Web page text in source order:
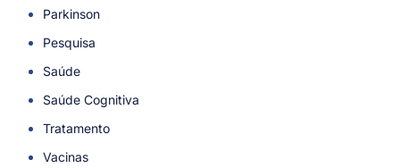
Parkinson
Pesquisa
Saúde
Saúde Cognitiva
Tratamento
Vacinas